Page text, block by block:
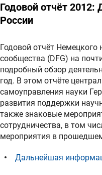
Годовой отчёт 2012:
России
Годовой отчёт Немецкого
сообщества (DFG) на
подробный обзор
год. В этом отчёте
самоуправления науки
развития поддержки
также знаковые
сотрудничества, в том
мероприятия в
Дальнейшая